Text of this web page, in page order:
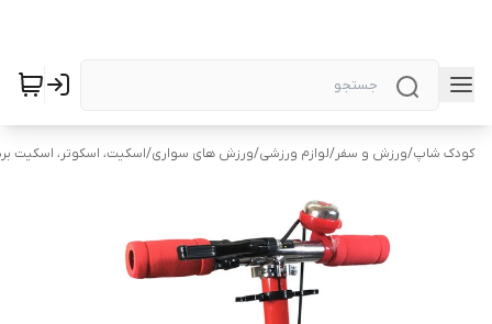
کودک شاپ/ورزش و سفر/لوازم ورزشی/ورزش های سواری/اسکیت، اسکوتر، اسکیت